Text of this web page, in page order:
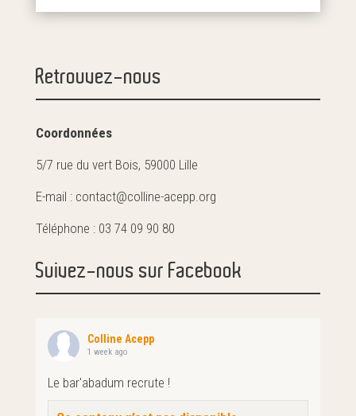
Retrouvez-nous
Coordonnées
5/7 rue du vert Bois, 59000 Lille
E-mail : contact@colline-acepp.org
Téléphone : 03 74 09 90 80
Suivez-nous sur Facebook
Colline Acepp
1 week ago
Le bar'abadum recrute !